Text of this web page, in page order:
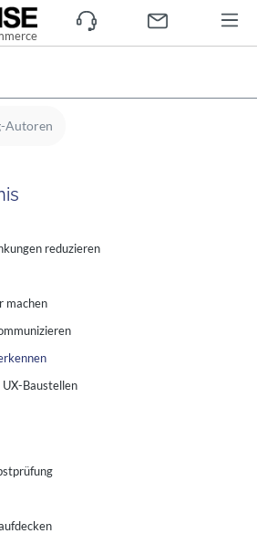
Autoren
reduzieren
machen
Baustellen